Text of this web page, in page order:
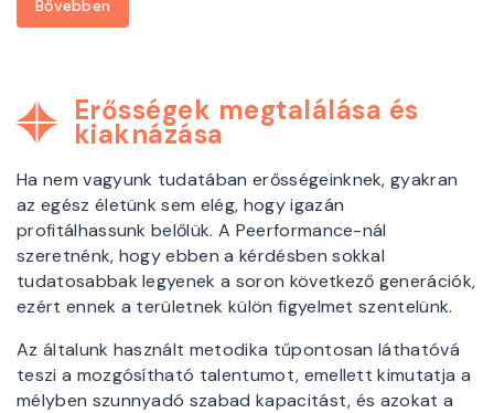
Bővebben
Erősségek megtalálása és
kiaknázása
Ha nem vagyunk tudatában erősségeinknek, gyakran
az egész életünk sem elég, hogy igazán
profitálhassunk belőlük. A Peerformance-nál
szeretnénk, hogy ebben a kérdésben sokkal
tudatosabbak legyenek a soron következő generációk,
ezért ennek a területnek külön figyelmet szentelünk.
Az általunk használt metodika tűpontosan láthatóvá
teszi a mozgósítható talentumot, emellett kimutatja a
mélyben szunnyadó szabad kapacitást, és azokat a